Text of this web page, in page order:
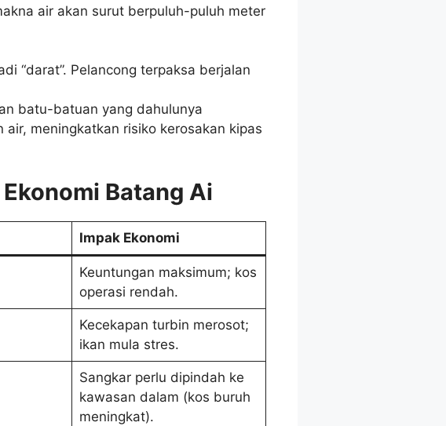
air akan surut berpuluh-puluh meter
“darat”. Pelancong terpaksa berjalan
batu-batuan yang dahulunya
meningkatkan risiko kerosakan kipas
Batang Ai
Impak Ekonomi
Keuntungan maksimum; kos
operasi rendah.
Kecekapan turbin merosot;
ikan mula stres.
Sangkar perlu dipindah ke
kawasan dalam (kos buruh
meningkat).